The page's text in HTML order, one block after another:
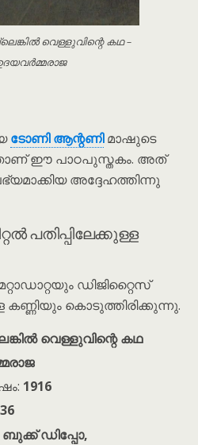
വെള്ളുവിന്റെ കഥ –
ടോണി ആന്റണിമാഷുടെ
ഈ പാഠപുസ്തകം. അത്
അദ്ദേഹത്തിന്നു
പതിപ്പിലേക്കുള്ള
ഡിജിറ്റൈസ്
കൊടുത്തിരിക്കുന്നു.
വെള്ളുവിന്റെ കഥ
1916
36
ബുക്ക് ഡിപ്പോ,